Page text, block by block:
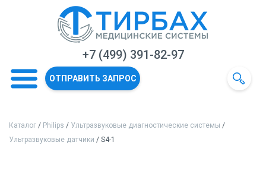
+7 (499) 391-82-97
ОТПРАВИТЬ ЗАПРОС
Каталог / Philips / Ультразвуковые диагностические системы /
Ультразвуковые датчики / S4-1